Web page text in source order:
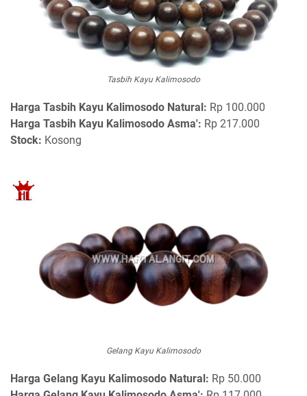
Tasbih Kayu Kalimosodo
Harga Tasbih Kayu Kalimosodo Natural: Rp 100.000
Harga Tasbih Kayu Kalimosodo Asma': Rp 217.000
Stock: Kosong
Gelang Kayu Kalimosodo
Harga Gelang Kayu Kalimosodo Natural: Rp 50.000